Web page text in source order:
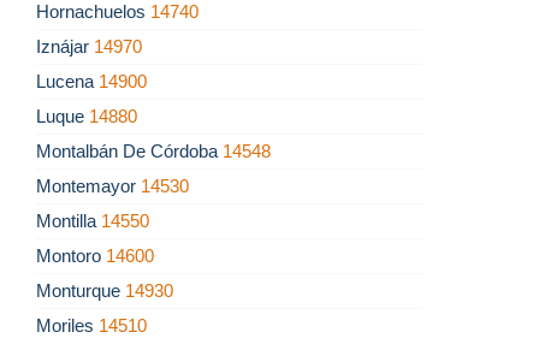
Hornachuelos 14740
Iznájar 14970
Lucena 14900
Luque 14880
Montalbán De Córdoba 14548
Montemayor 14530
Montilla 14550
Montoro 14600
Monturque 14930
Moriles 14510